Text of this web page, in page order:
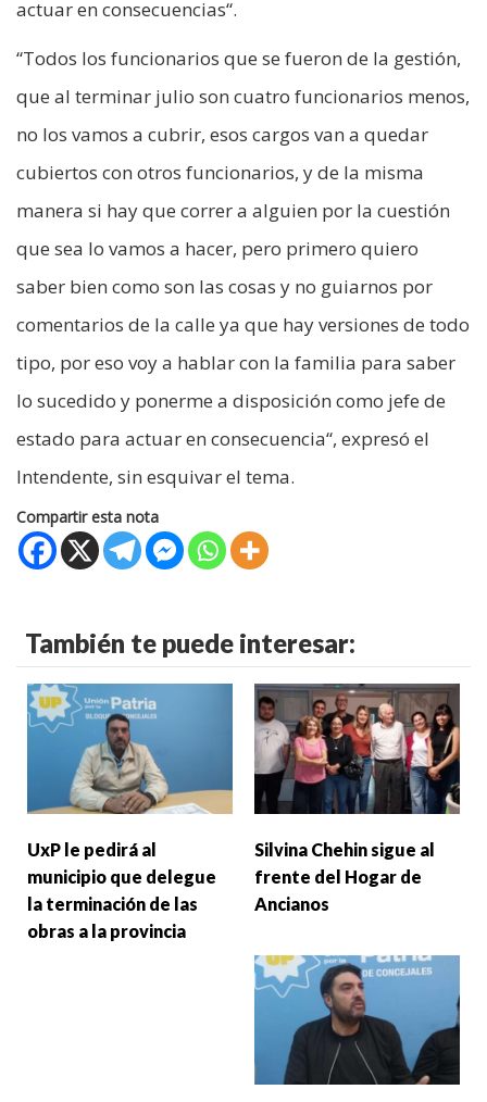
actuar en consecuencias“.
“Todos los funcionarios que se fueron de la gestión,
que al terminar julio son cuatro funcionarios menos,
no los vamos a cubrir, esos cargos van a quedar
cubiertos con otros funcionarios, y de la misma
manera si hay que correr a alguien por la cuestión
que sea lo vamos a hacer, pero primero quiero
saber bien como son las cosas y no guiarnos por
comentarios de la calle ya que hay versiones de todo
tipo, por eso voy a hablar con la familia para saber
lo sucedido y ponerme a disposición como jefe de
estado para actuar en consecuencia“, expresó el
Intendente, sin esquivar el tema.
Compartir esta nota
También te puede interesar:
UxP le pedirá al
municipio que delegue
la terminación de las
obras a la provincia
Silvina Chehin sigue al
frente del Hogar de
Ancianos